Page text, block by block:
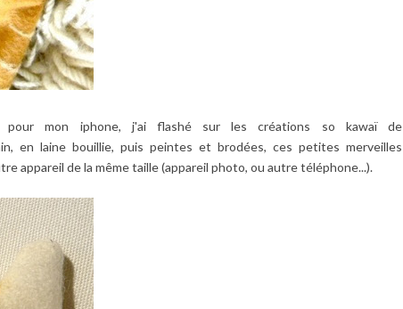
pour mon iphone, j'ai flashé sur les créations so kawaï de
en laine bouillie, puis peintes et brodées, ces petites merveilles
appareil de la même taille (appareil photo, ou autre téléphone...).